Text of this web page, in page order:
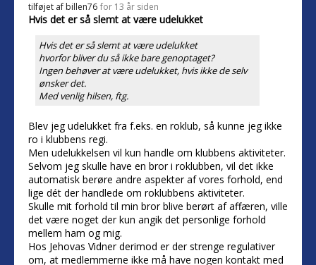
tilføjet af billen76 for 13 år siden
Hvis det er så slemt at være udelukket
Hvis det er så slemt at være udelukket
hvorfor bliver du så ikke bare genoptaget?
Ingen behøver at være udelukket, hvis ikke de selv
ønsker det.
Med venlig hilsen, ftg.
Blev jeg udelukket fra f.eks. en roklub, så kunne jeg ikke
ro i klubbens regi.
Men udelukkelsen vil kun handle om klubbens aktiviteter.
Selvom jeg skulle have en bror i roklubben, vil det ikke
automatisk berøre andre aspekter af vores forhold, end
lige dét der handlede om roklubbens aktiviteter.
Skulle mit forhold til min bror blive berørt af affæren, ville
det være noget der kun angik det personlige forhold
mellem ham og mig.
Hos Jehovas Vidner derimod er der strenge regulativer
om, at medlemmerne ikke må have nogen kontakt med